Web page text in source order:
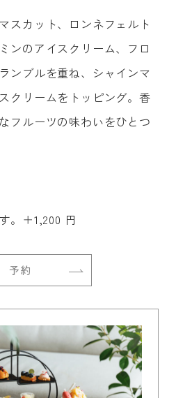
スカット、ロンネフェルト
ンのアイスクリーム、フロ
ンブルを重ね、シャインマ
クリームをトッピング。香
フルーツの味わいをひとつ
。＋1,200 円
予約